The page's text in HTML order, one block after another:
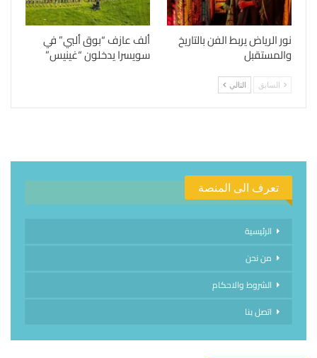
نور الرياض يربط الفن بالتاريخ
والمستقبل
ألف عازف “بوق ألبي” في
سويسرا يدخلون “غينيس”
السابق التالي
تعرف الى المنصة
الرئيسية
من نحن
الشروط والاحكام
اتصل بنا